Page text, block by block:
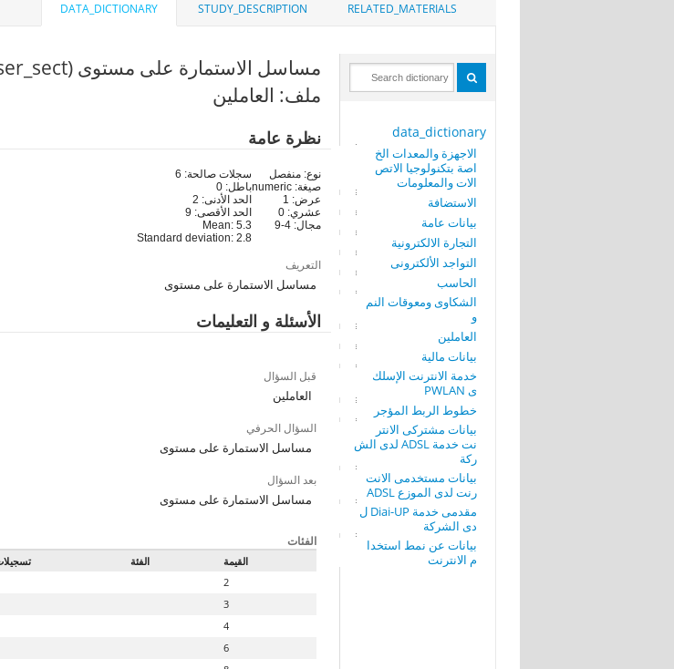
RELATED_MATERIALS
STUDY_DESCRIPTION
DATA_DICTIONARY
data_dictionary
الاجهزة والمعدات الخ
اصة بتكنولوجيا الاتص
الات والمعلومات
الاستضافة
بيانات عامة
التجارة الالكترونية
التواجد الألكترونى
الحاسب
الشكاوى ومعوقات النم
و
العاملين
بيانات مالية
خدمة الانترنت الإسلك
ى PWLAN
خطوط الربط المؤجر
بيانات مشتركى الانتر
نت خدمة ADSL لدى الش
ركة
بيانات مستخدمى الانت
رنت لدى الموزع ADSL
مقدمى خدمة Diai-UP ل
دى الشركة
بيانات عن نمط استخدا
م الانترنت
مساسل الاستمارة على مستوى (doc_ser_sect)
ملف: العاملين
نظرة عامة
نوع: منفصل
صيغة: numeric
عرض: 1
عشري: 0
مجال: 4-9
سجلات صالحة: 6
باطل: 0
الحد الأدنى: 2
الحد الأقصى: 9
Mean: 5.3
Standard deviation: 2.8
التعريف
مساسل الاستمارة على مستوى
الأسئلة و التعليمات
قبل السؤال
العاملين
السؤال الحرفي
مساسل الاستمارة على مستوى
بعد السؤال
مساسل الاستمارة على مستوى
الفئات
القيمة الفئة
2
3
4
6